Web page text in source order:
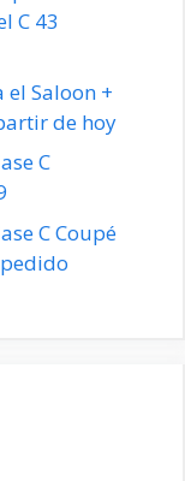
C 43
Saloon +
de hoy
C
C Coupé